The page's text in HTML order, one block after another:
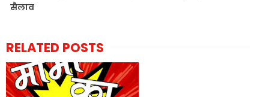
सैलाव
RELATED POSTS